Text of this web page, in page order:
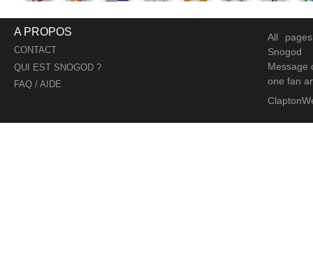
A PROPOS
CONTACT
QUI EST SNOGOD ?
FAQ / AIDE
All
Snogod
Message
one fan